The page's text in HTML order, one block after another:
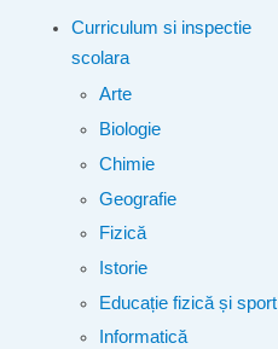
Curriculum si inspectie
scolara
Arte
Biologie
Chimie
Geografie
Fizică
Istorie
Educație fizică și sport
Informatică